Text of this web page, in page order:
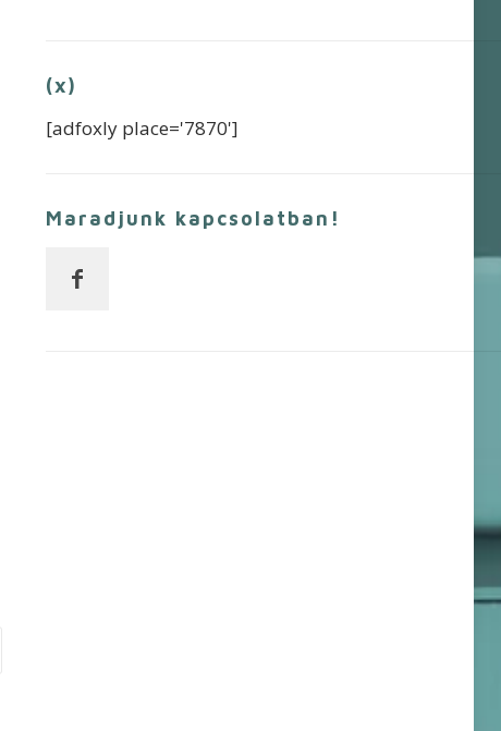
(x)
[adfoxly place='7870']
Maradjunk kapcsolatban!